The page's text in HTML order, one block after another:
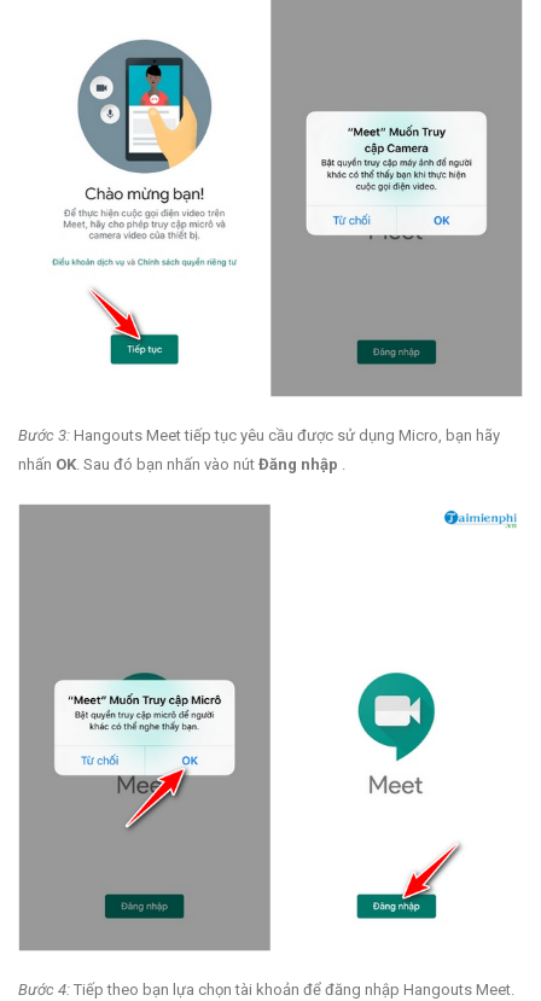
Bước 3: Hangouts Meet tiếp tục yêu cầu được sử dụng Micro, bạn hãy
nhấn OK . Sau đó bạn nhấn vào nút Đăng nhập
Bước 4: Tiếp theo bạn lựa chọn tài khoản để đăng nhập Hangouts Meet.